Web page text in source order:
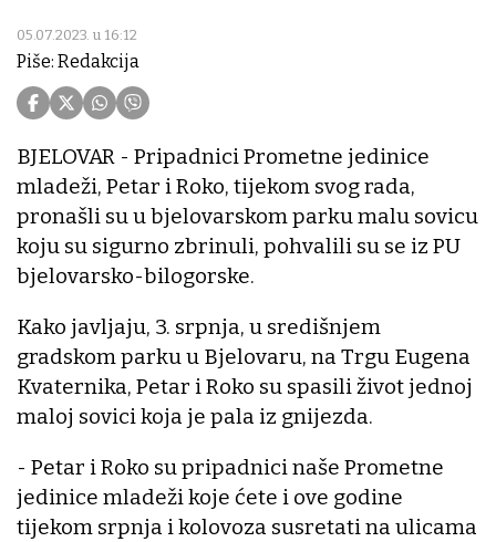
05.07.2023. u 16:12
Piše: Redakcija
BJELOVAR - Pripadnici Prometne jedinice
mladeži, Petar i Roko, tijekom svog rada,
pronašli su u bjelovarskom parku malu sovicu
koju su sigurno zbrinuli, pohvalili su se iz PU
bjelovarsko-bilogorske.
Kako javljaju, 3. srpnja, u središnjem
gradskom parku u Bjelovaru, na Trgu Eugena
Kvaternika, Petar i Roko su spasili život jednoj
maloj sovici koja je pala iz gnijezda.
- Petar i Roko su pripadnici naše Prometne
jedinice mladeži koje ćete i ove godine
tijekom srpnja i kolovoza susretati na ulicama